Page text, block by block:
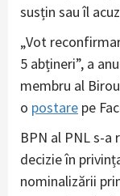
susțin sau îl
„Vot
5 abțineri”, a
membru al
o postare pe
BPN al PNL s-a
decizie în
nominalizării